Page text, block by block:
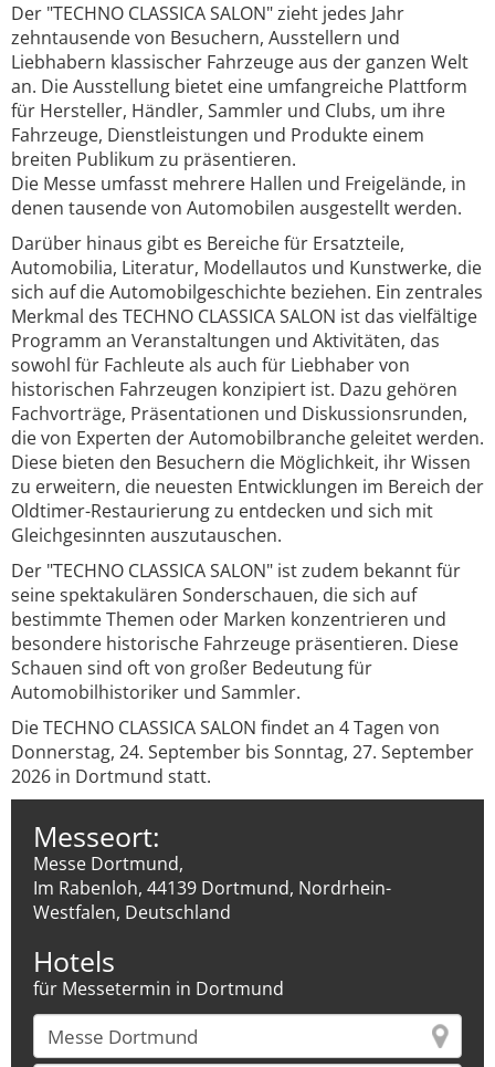
Der "TECHNO CLASSICA SALON" zieht jedes Jahr
zehntausende von Besuchern, Ausstellern und
Liebhabern klassischer Fahrzeuge aus der ganzen Welt
an. Die Ausstellung bietet eine umfangreiche Plattform
für Hersteller, Händler, Sammler und Clubs, um ihre
Fahrzeuge, Dienstleistungen und Produkte einem
breiten Publikum zu präsentieren.
Die Messe umfasst mehrere Hallen und Freigelände, in
denen tausende von Automobilen ausgestellt werden.
Darüber hinaus gibt es Bereiche für Ersatzteile,
Automobilia, Literatur, Modellautos und Kunstwerke, die
sich auf die Automobilgeschichte beziehen. Ein zentrales
Merkmal des TECHNO CLASSICA SALON ist das vielfältige
Programm an Veranstaltungen und Aktivitäten, das
sowohl für Fachleute als auch für Liebhaber von
historischen Fahrzeugen konzipiert ist. Dazu gehören
Fachvorträge, Präsentationen und Diskussionsrunden,
die von Experten der Automobilbranche geleitet werden.
Diese bieten den Besuchern die Möglichkeit, ihr Wissen
zu erweitern, die neuesten Entwicklungen im Bereich der
Oldtimer-Restaurierung zu entdecken und sich mit
Gleichgesinnten auszutauschen.
Der "TECHNO CLASSICA SALON" ist zudem bekannt für
seine spektakulären Sonderschauen, die sich auf
bestimmte Themen oder Marken konzentrieren und
besondere historische Fahrzeuge präsentieren. Diese
Schauen sind oft von großer Bedeutung für
Automobilhistoriker und Sammler.
Die TECHNO CLASSICA SALON findet an 4 Tagen von
Donnerstag, 24. September bis Sonntag, 27. September
2026 in Dortmund statt.
Messeort:
Messe Dortmund,
Im Rabenloh, 44139 Dortmund, Nordrhein-
Westfalen, Deutschland
Hotels
für Messetermin in Dortmund